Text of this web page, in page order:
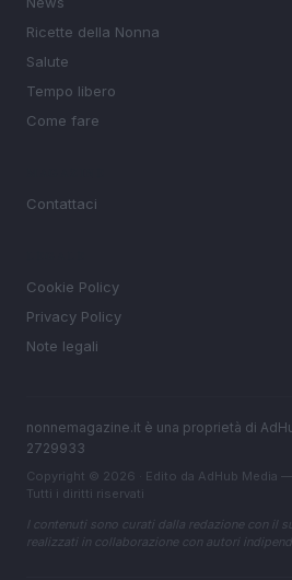
Ricette della Nonna
Salute
Tempo libero
Come fare
Contattaci
Cookie Policy
Privacy Policy
Note legali
nonnemagazine.it è una proprietà di
2729933
Copyright © 2026 · Edito da AdHub Media
Tutti i diritti riservati
I contenuti sono curati dalla redazione con il
realizzati in collaborazione con autori